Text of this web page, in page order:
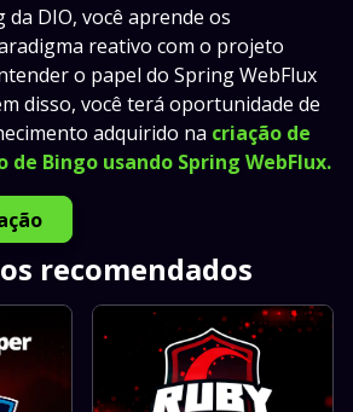
DIO, você aprende os
reativo com o projeto
o papel do Spring WebFlux
disso, você terá oportunidade de
adquirido na criação de
de Bingo usando Spring WebFlux.
recomendados